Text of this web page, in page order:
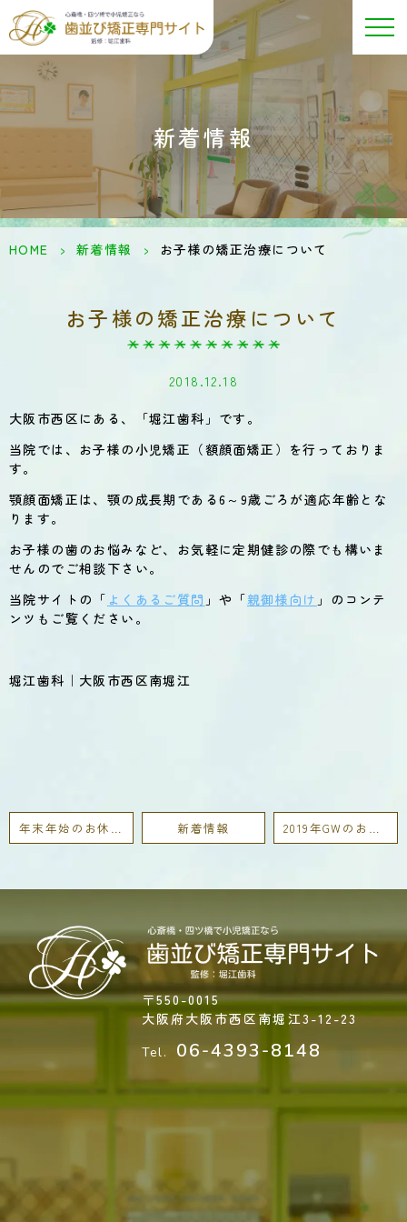
新着情報
HOME > 新着情報 > お子様の矯正治療について
お子様の矯正治療について
2018.12.18
大阪市西区にある、「堀江歯科」です。
当院では、お子様の小児矯正（額顔面矯正）を行っておりま
す。
顎顔面矯正は、顎の成長期である6～9歳ごろが適応年齢とな
ります。
お子様の歯のお悩みなど、お気軽に定期健診の際でも構いま
せんのでご相談下さい。
当院サイトの「 よくあるご質問 」や「親御様向け 」のコンテ
ンツもご覧ください。
堀江歯科｜大阪市西区南堀江
年末年始のお休みについて 新着情報 2019年GWのお休み
〒550-0015
大阪府大阪市西区南堀江3-12-23
Tel. 06-4393-8148